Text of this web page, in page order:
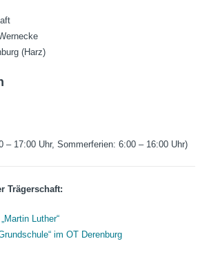
(Harz)
– 17:00 Uhr, Sommerferien: 6:00 – 16:00 Uhr)
Trägerschaft:
Luther“
im OT Derenburg